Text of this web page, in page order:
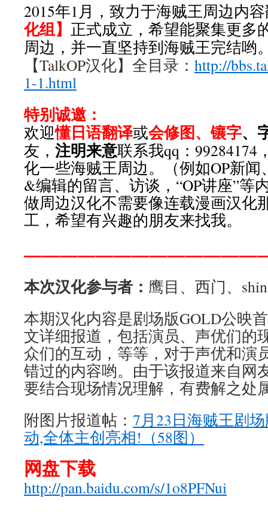
2015年1月，致力于海贼王周边内
化组】 正式成立，希望能聚集更多
周边，并一直坚持到海贼王完结哟
【TalkOP汉化】全目录： http://
1-1.html
特别诚邀：
欢迎懂日语翻译或会修图、镶字、
友， 注明来意联系我qq：
化一些海贼王周边。（例如OP新
&编辑的留言、访谈，“OP讲座”等
做周边汉化不需要像连载漫画汉化
工，希望有兴趣的朋友来找我。
本次汉化参与者： 鹰目、西门、shin
本期汉化内容是剧场版GOLD公映
文详细报道，包括演员、声优们的
众们的互动，等等，对于声优和演
错过的内容哟。由于该报道来自网
要结合现场情况理解，有费解之处
附图片报道帖： 7月23日海贼王剧
动,全体主创亮相!（58图）
网盘下载
http://pan.baidu.com/s/1o8PFNui